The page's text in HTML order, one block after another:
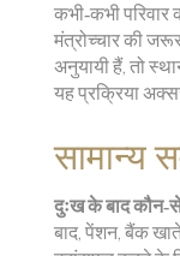
कभी‑कभी परिवार
मंत्रोच्चार की
अनुयायी हैं, तो
यह प्रक्रिया
सामान्य
दुःख के बाद
बाद, पेंशन, बैंक